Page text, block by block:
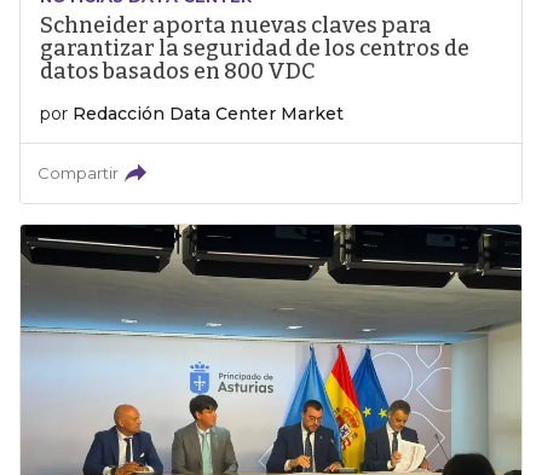
Schneider aporta nuevas claves para
garantizar la seguridad de los centros de
datos basados en 800 VDC
por Redacción Data Center Market
Compartir